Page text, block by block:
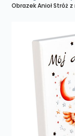
Obrazek Anioł Stróż